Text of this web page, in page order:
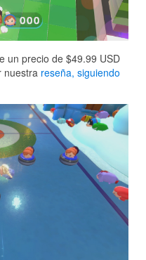
un precio de $49.99 USD
nuestra reseña, siguiendo